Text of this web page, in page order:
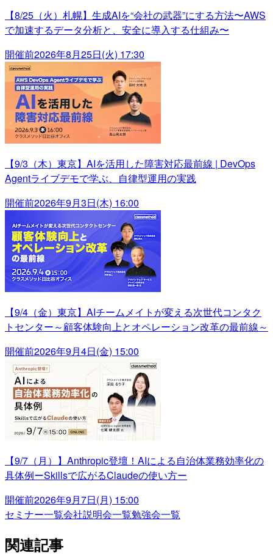
【8/25（火）札幌】生成AIを“会社の武器”にする方法〜AWS
で加速するデータ分析と、安全に導入する仕組み〜
開催前2026年8月25日(火) 17:30
【9/3（木）東京】AIを活用した障害対応最前線 | DevOps
Agentライブデモで学ぶ、自律型運用の実践
開催前2026年9月3日(木) 16:00
【9/4（金）東京】AIチームメイトが変える次世代コンタク
トセンター～顧客体験向上とオペレーション改革の最前線～
開催前2026年9月4日(金) 15:00
【9/7（月）】Anthropic登壇！AIによる自治体業務効率化の
具体例ーSkillsで広がるClaudeの使い方ー
開催前2026年9月7日(月) 15:00
セミナー一覧会社説明会一覧勉強会一覧
関連記事